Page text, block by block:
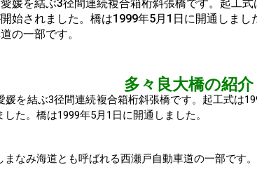
媛を結ぶ3径間連続複合箱桁斜張橋です。起工
始されました。橋は1999年5月1日に開通しま
の一部です。
多々良大橋の紹介
媛を結ぶ3径間連続複合箱桁斜張橋です。起工式は
た。橋は1999年5月1日に開通しました。
なみ海道とも呼ばれる西瀬戸自動車道の一部です。